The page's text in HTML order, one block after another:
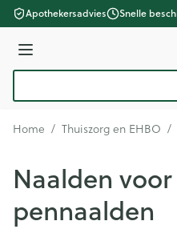
Ga naar de inhoud
Apothekersadvies Snelle
Menu
Home / Thuiszorg en EHBO /
Naalden
pennaalden